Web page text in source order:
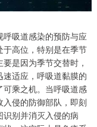
吸道感染的预防与应
高位，特别是在季节
是因为季节交替时，
适应，呼吸道黏膜的
乘之机。当呼吸道感
侵的防御部队，即刻
别并消灭入侵的病